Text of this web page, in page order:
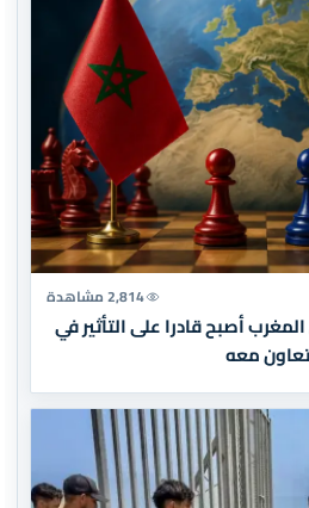
2,814 مشاهدة
أصبح قادرا على التأثير في
معه